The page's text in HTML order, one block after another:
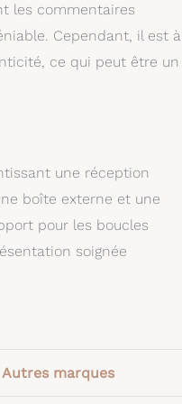
les commentaires
Cependant, il est à
ce qui peut être un
une réception
boîte externe et une
pour les boucles
soignée
Autres marques